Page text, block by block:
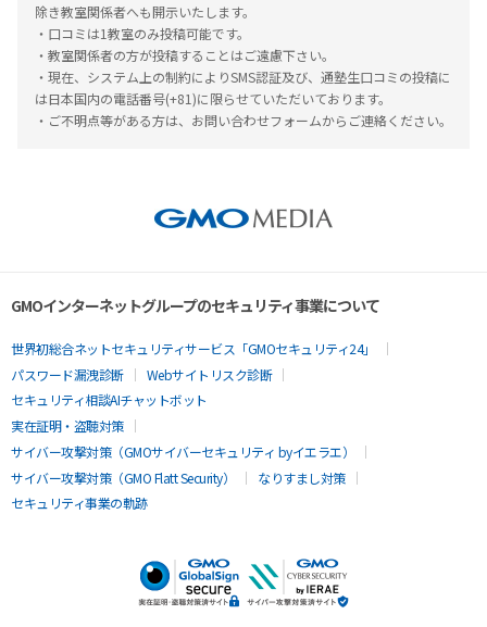
除き教室関係者へも開示いたします。
・口コミは1教室のみ投稿可能です。
・教室関係者の方が投稿することはご遠慮下さい。
・現在、システム上の制約によりSMS認証及び、通塾生口コミの投稿に
は日本国内の電話番号(+81)に限らせていただいております。
・ご不明点等がある方は、お問い合わせフォームからご連絡ください。
GMOインターネットグループのセキュリティ事業について
世界初総合ネットセキュリティサービス「GMOセキュリティ24」
パスワード漏洩診断
Webサイトリスク診断
セキュリティ相談AIチャットボット
実在証明・盗聴対策
サイバー攻撃対策（GMOサイバーセキュリティ byイエラエ）
サイバー攻撃対策（GMO Flatt Security）
なりすまし対策
セキュリティ事業の軌跡